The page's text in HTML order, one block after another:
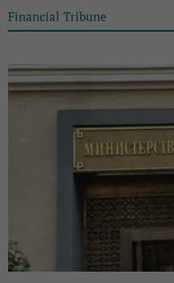
Financial Tribune